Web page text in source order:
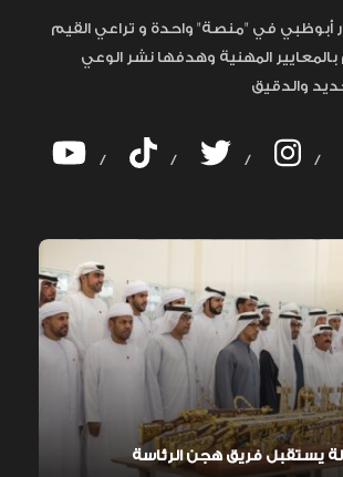
أبوظبي في "منصة" واحدة و تراعي القيم
بالمعايير المهنية وهدفها نشر الوعي
والدقيق
/ / / /